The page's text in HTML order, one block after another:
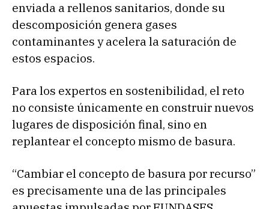
enviada a rellenos sanitarios, donde su
descomposición genera gases
contaminantes y acelera la saturación de
estos espacios.
Para los expertos en sostenibilidad, el reto
no consiste únicamente en construir nuevos
lugares de disposición final, sino en
replantear el concepto mismo de basura.
“Cambiar el concepto de basura por recurso”
es precisamente una de las principales